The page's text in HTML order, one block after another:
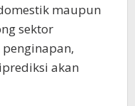
maupun
sektor
akan